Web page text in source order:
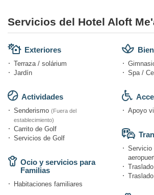
Servicios del Hotel Aloft
Exteriores
Terraza / solárium
Jardín
Actividades
Senderismo (Fuera del
establecimiento)
Carrito de Golf
Servicios de Golf
Ocio y servicios para
Familias
Habitaciones familiares
Spa /
Apoyo
Servicio